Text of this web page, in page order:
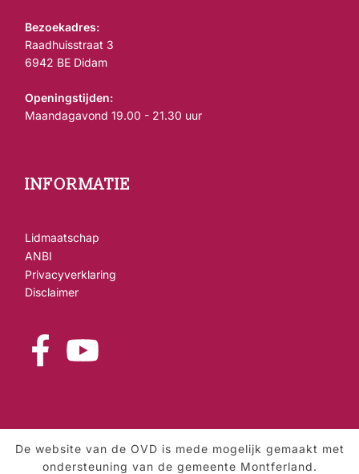
Bezoekadres:
Raadhuisstraat 3
6942 BE Didam
Openingstijden:
Maandagavond 19.00 - 21.30 uur
INFORMATIE
Lidmaatschap
ANBI
Privacyverklaring
Disclaimer
De website van de OVD is mede mogelijk gemaakt met
ondersteuning van de gemeente Montferland.